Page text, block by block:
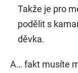
Takže je pro
podělit s
děvka.
A… fakt musíte